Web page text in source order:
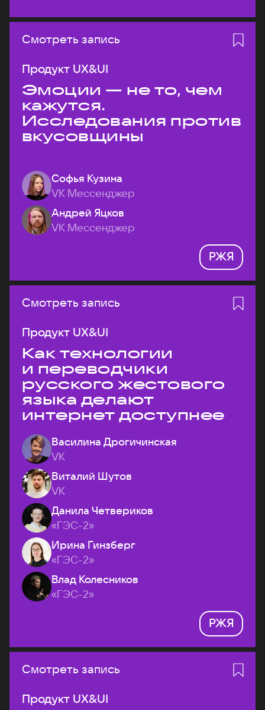
Смотреть запись
Продукт UX&UI
Эмоции — не то, чем
кажутся.
Исследования против
вкусовщины
Софья Кузина
VK Мессенджер
Андрей Яцков
VK Мессенджер
РЖЯ
Смотреть запись
Продукт UX&UI
Как технологии
и переводчики
русского жестового
языка делают
интернет доступнее
Василина Дрогичинская
VK
Виталий Шутов
VK
Данила Четвериков
«ГЭС-2»
Ирина Гинзберг
«ГЭС-2»
Влад Колесников
«ГЭС-2»
РЖЯ
Смотреть запись
Продукт UX&UI